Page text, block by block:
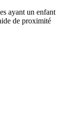
ayant un enfant
de proximité